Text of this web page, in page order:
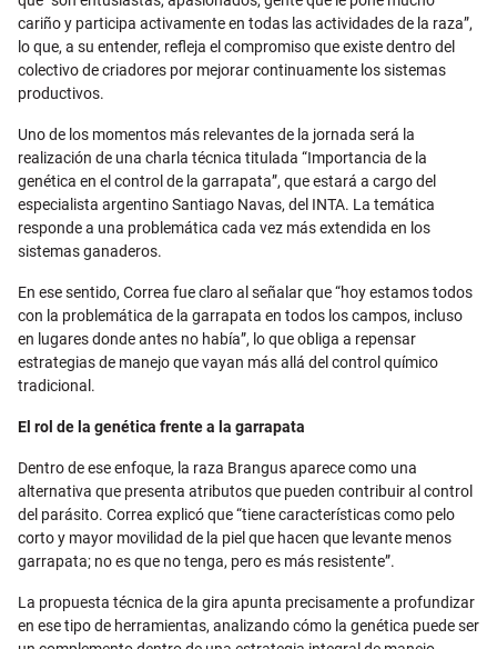
cariño y participa activamente en todas las actividades de la raza”,
lo que, a su entender, refleja el compromiso que existe dentro del
colectivo de criadores por mejorar continuamente los sistemas
productivos.
Uno de los momentos más relevantes de la jornada será la
realización de una charla técnica titulada “Importancia de la
genética en el control de la garrapata”, que estará a cargo del
especialista argentino Santiago Navas, del INTA. La temática
responde a una problemática cada vez más extendida en los
sistemas ganaderos.
En ese sentido, Correa fue claro al señalar que “hoy estamos todos
con la problemática de la garrapata en todos los campos, incluso
en lugares donde antes no había”, lo que obliga a repensar
estrategias de manejo que vayan más allá del control químico
tradicional.
El rol de la genética frente a la garrapata
Dentro de ese enfoque, la raza Brangus aparece como una
alternativa que presenta atributos que pueden contribuir al control
del parásito. Correa explicó que “tiene características como pelo
corto y mayor movilidad de la piel que hacen que levante menos
garrapata; no es que no tenga, pero es más resistente”.
La propuesta técnica de la gira apunta precisamente a profundizar
en ese tipo de herramientas, analizando cómo la genética puede ser